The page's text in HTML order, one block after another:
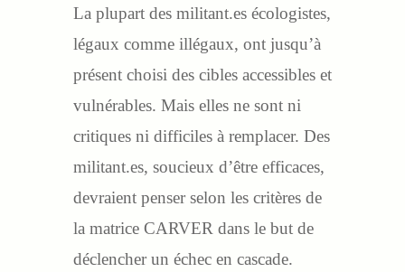
La plupart des militant.es écologistes,
légaux comme illégaux, ont jusqu’à
présent choisi des cibles accessibles et
vulnérables. Mais elles ne sont ni
critiques ni difficiles à remplacer. Des
militant.es, soucieux d’être efficaces,
devraient penser selon les critères de
la matrice CARVER dans le but de
déclencher un échec en cascade.